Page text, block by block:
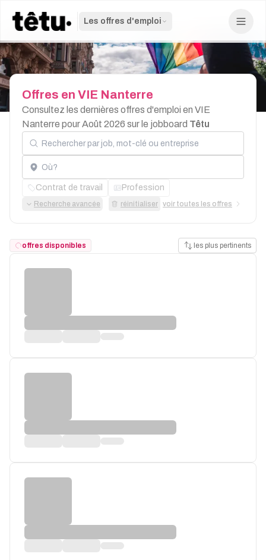
Les offres d'emploi
Offres en VIE Nanterre
Consultez les dernières offres d'emploi en VIE
Nanterre pour Août 2026 sur le jobboard Têtu
Rechercher par job, mot-clé ou entreprise
Localisation
Contrat de travail Profession
Recherche avancée réinitialiser voir toutes les offres
offres disponibles les plus pertinents